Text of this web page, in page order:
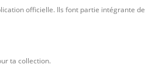
officielle. Ils font partie intégrante
ta collection.